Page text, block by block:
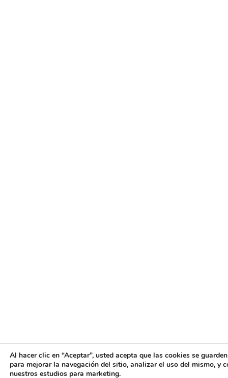
Al hacer clic en “Aceptar”, usted acepta que las cookies se
para mejorar la navegación del sitio, analizar el uso del mismo, y
nuestros estudios para marketing.